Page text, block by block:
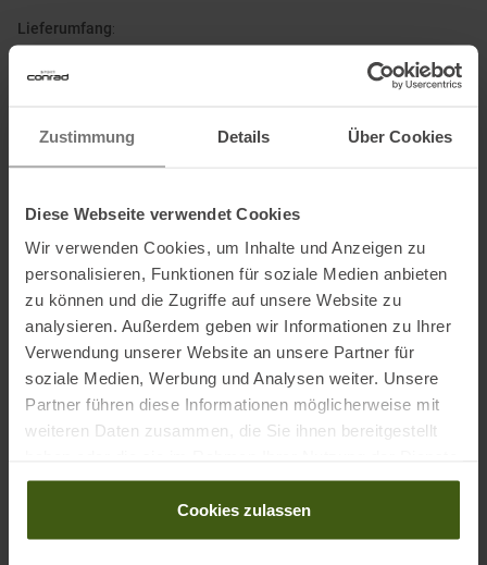
Zustimmung Details Über Cookies
Diese Webseite verwendet Cookies
Wir verwenden Cookies, um Inhalte und Anzeigen zu
personalisieren, Funktionen für soziale Medien anbieten
zu können und die Zugriffe auf unsere Website zu
analysieren. Außerdem geben wir Informationen zu Ihrer
Verwendung unserer Website an unsere Partner für
soziale Medien, Werbung und Analysen weiter. Unsere
Partner führen diese Informationen möglicherweise mit
weiteren Daten zusammen, die Sie ihnen bereitgestellt
gesammelt haben.
Cookies zulassen
Lieferumfang:
Material:
Ursprungs
Informationen zu EU Verordnung GPSR
Name des Herstellers:
Lez Ges.m.b.H.
Postanschrift des Herstellers:Staudachstraße 3, 6858
Schwarzach, Austria
Elektronische Adresse des Herstellers:office@lenzproducts.com